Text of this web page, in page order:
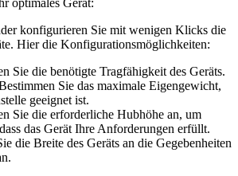
konfigurieren Sie mit wenigen Klicks die
Hier die Konfigurationsmöglichkeiten:
Sie die benötigte Tragfähigkeit des Geräts.
Sie das maximale Eigengewicht,
geeignet ist.
Sie die erforderliche Hubhöhe an, um
das Gerät Ihre Anforderungen erfüllt.
die Breite des Geräts an die Gegebenheiten